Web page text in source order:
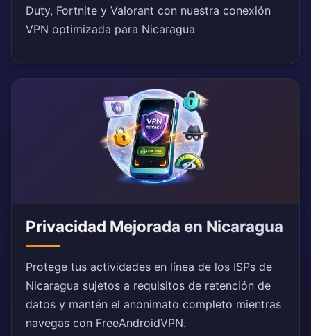
Duty, Fortnite y Valorant con nuestra conexión
VPN optimizada para Nicaragua
Privacidad Mejorada en Nicaragua
Protege tus actividades en línea de los ISPs de
Nicaragua sujetos a requisitos de retención de
datos y mantén el anonimato completo mientras
navegas con FreeAndroidVPN.